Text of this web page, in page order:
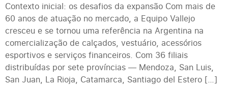
Contexto inicial: os desafios da expansão Com mais de
60 anos de atuação no mercado, a Equipo Vallejo
cresceu e se tornou uma referência na Argentina na
comercialização de calçados, vestuário, acessórios
esportivos e serviços financeiros. Com 36 filiais
distribuídas por sete províncias — Mendoza, San Luis,
San Juan, La Rioja, Catamarca, Santiago del Estero […]